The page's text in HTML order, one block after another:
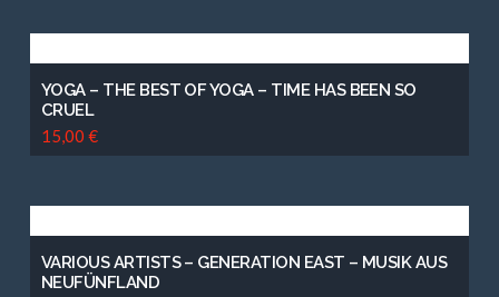
YOGA – THE BEST OF YOGA – TIME HAS BEEN SO
CRUEL
15,00 €
VARIOUS ARTISTS – GENERATION EAST – MUSIK AUS
NEUFÜNFLAND